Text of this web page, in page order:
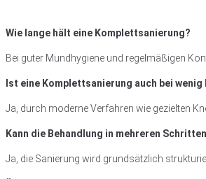
Wie lange hält eine Komplettsanierung?
Bei guter Mundhygiene und regelmäßigen
Ist eine Komplettsanierung auch bei
Ja, durch moderne Verfahren wie gezielten
Kann die Behandlung in mehreren
Ja, die Sanierung wird grundsätzlich